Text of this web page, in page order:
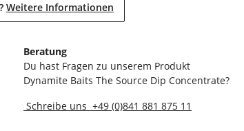
Weitere Informationen
Beratung
Du hast Fragen zu unserem Produkt
Dynamite Baits The Source Dip Concentrate?
Schreibe uns +49 (0)841 881 875 11